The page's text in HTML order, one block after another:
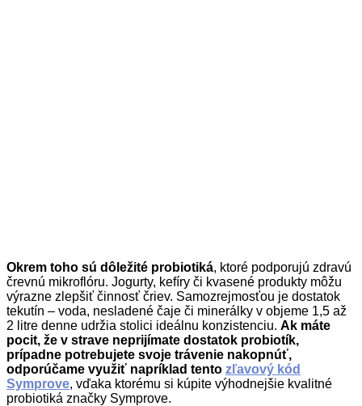
Okrem toho sú dôležité probiotiká, ktoré podporujú zdravú
črevnú mikroflóru. Jogurty, kefíry či kvasené produkty môžu
výrazne zlepšiť činnosť čriev. Samozrejmosťou je dostatok
tekutín – voda, nesladené čaje či minerálky v objeme 1,5 až
2 litre denne udržia stolici ideálnu konzistenciu. Ak máte
pocit, že v strave neprijímate dostatok probiotík,
prípadne potrebujete svoje trávenie nakopnúť,
odporúčame využiť napríklad tento zľavový kód
Symprove, vďaka ktorému si kúpite výhodnejšie kvalitné
probiotiká značky Symprove.